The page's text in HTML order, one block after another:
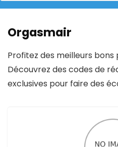
Orgasmair
Profitez des meilleurs
Découvrez des codes de
exclusives pour faire des